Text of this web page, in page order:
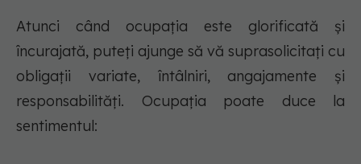
Atunci când ocupația este glorificată și
încurajată, puteți ajunge să vă suprasolicitați cu
obligații variate, întâlniri, angajamente și
responsabilități. Ocupația poate duce la
sentimentul: